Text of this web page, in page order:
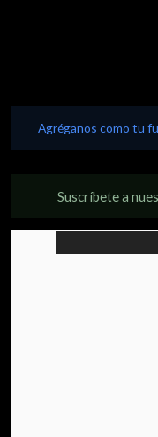
Agréganos como tu
Suscríbete a